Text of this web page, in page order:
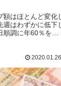
額はほとんど変化
週はわずかに低下
順調に年60％を超
でしょうか？買いも
ので、どこかで
2020.01.26